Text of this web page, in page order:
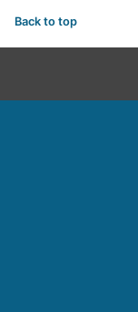
Back to top